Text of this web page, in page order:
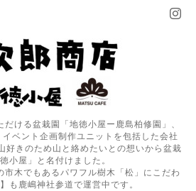
ける盆栽園「地徳小屋ー鹿島柏修園」、
ベント企画制作ユニットを包括した会社
好きのため山と絡めたいとの想いから盆栽
小屋」と名付けました。
市木でもあるパワフル樹木「松」にこだわ
も鹿嶋神社参道で運営中です。